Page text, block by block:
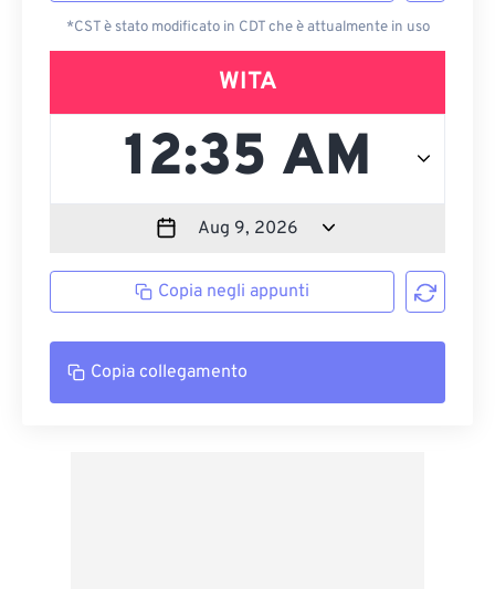
*CST è stato modificato in CDT che è attualmente in uso
WITA
Copia negli appunti
Copia collegamento